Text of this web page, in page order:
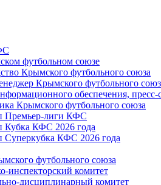
футбольном союзе
Крымского футбольного союза
Крымского футбольного
обеспечения, пресс-
Крымского футбольного союза
Премьер-лиги КФС
Кубка КФС 2026 года
Суперкубка КФС 2026 года
футбольного союза
инспекторский комитет
дисциплинарный комитет